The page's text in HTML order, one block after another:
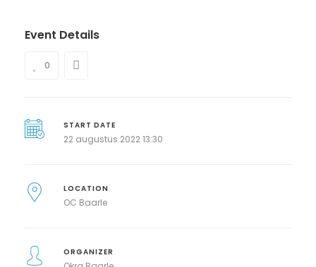
Event Details
0
START DATE
22 augustus 2022 13:30
LOCATION
OC Baarle
ORGANIZER